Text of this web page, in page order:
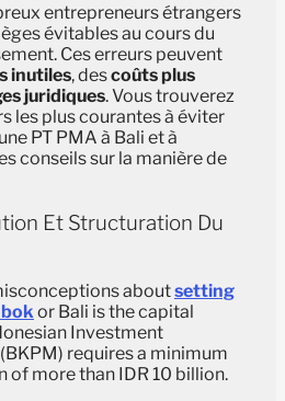
entrepreneurs étrangers
évitables au cours du
Ces erreurs peuvent
inutiles, descoûts plus
juridiques. Vous trouverez
les plus courantes à éviter
PT PMA à Bali et à
conseils sur la manière de
Et Structuration Du
aboutsetting
or Bali is the capital
Investment
requires a minimum
of more than IDR 10 billion.